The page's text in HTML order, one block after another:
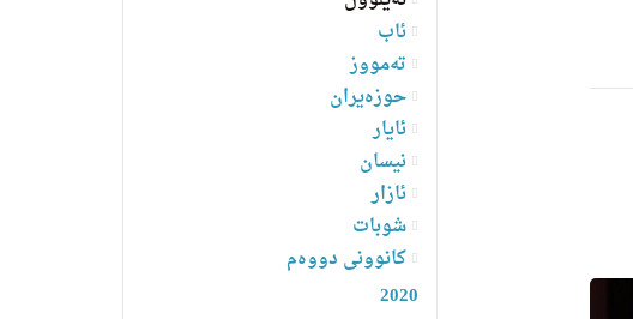
ئاب
تەمووز
حوزەیران
ئایار
نیسان
ئازار
شوبات
کانوونی دووەم
2020